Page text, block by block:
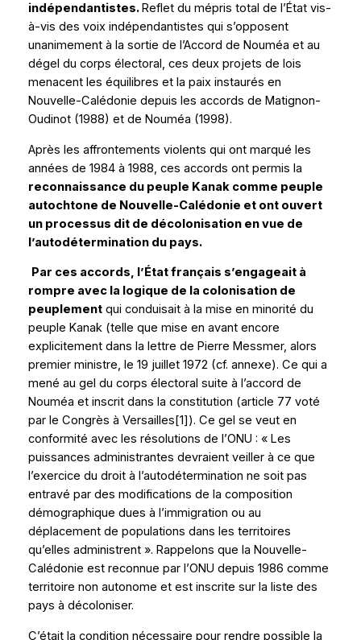
indépendantistes.Reflet du mépris total de l’État vis-
à-vis des voix indépendantistes qui s’opposent
unanimement à la sortie de l’Accord de Nouméa et au
dégel du corps électoral, ces deux projets de lois
menacent les équilibres et la paix instaurés en
Nouvelle-Calédonie depuis les accords de Matignon-
Oudinot (1988) et de Nouméa (1998).
Après les affrontements violents qui ont marqué les
années de 1984 à 1988, ces accords ont permis la
reconnaissance du peuple Kanak comme peuple
autochtone de Nouvelle-Calédonie et ont ouvert
un processus dit de décolonisation en vue de
l’autodétermination du pays.
Par ces accords, l’État français s’engageait à
rompre avec la logique de la colonisation de
peuplementqui conduisait à la mise en minorité du
peuple Kanak (telle que mise en avant encore
explicitement dans la lettre de Pierre Messmer, alors
premier ministre, le 19 juillet 1972 (cf. annexe). Ce qui a
mené au gel du corps électoral suite à l’accord de
Nouméa et inscrit dans la constitution (article 77 voté
par le Congrès à Versailles[1]). Ce gel se veut en
conformité avec les résolutions de l’ONU : « Les
puissances administrantes devraient veiller à ce que
l’exercice du droit à l’autodétermination ne soit pas
entravé par des modifications de la composition
démographique dues à l’immigration ou au
déplacement de populations dans les territoires
qu’elles administrent ». Rappelons que la Nouvelle-
Calédonie est reconnue par l’ONU depuis 1986 comme
territoire non autonome et est inscrite sur la liste des
pays à décoloniser.
C’était la condition nécessaire pour rendre possible la